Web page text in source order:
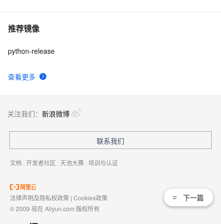
推荐镜像
查看更多
python-release
下一篇
关注我们： 新浪微博
联系我们
文档 | 开发者社区 | 天池大赛 | 培训与认证
法律声明及隐私权政策 | Cookies政策
© 2009-现在 Aliyun.com 版权所有